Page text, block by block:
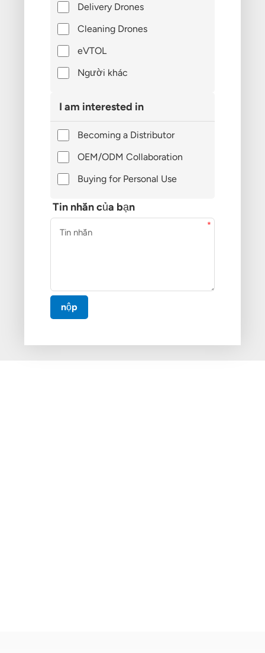
Delivery Drones
Cleaning Drones
eVTOL
Người khác
I am interested in
Becoming a Distributor
OEM/ODM Collaboration
Buying for Personal Use
Tin nhắn của bạn
nộp